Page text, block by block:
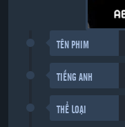
TÊN PHIM
TIẾNG ANH
THỂ LOẠI